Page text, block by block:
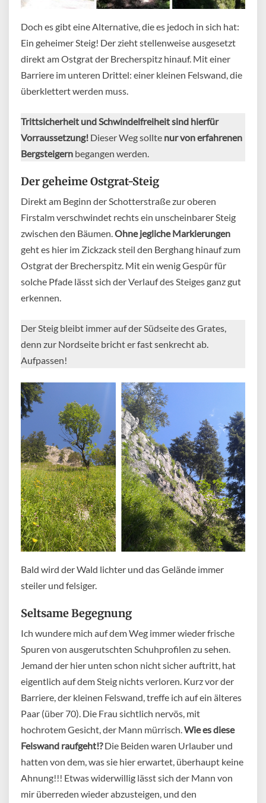
Doch es gibt eine Alternative, die es jedoch in sich hat:
Ein geheimer Steig! Der zieht stellenweise ausgesetzt
direkt am Ostgrat der Brecherspitz hinauf. Mit einer
Barriere im unteren Drittel: einer kleinen Felswand, die
überklettert werden muss.
Trittsicherheit und Schwindelfreiheit sind hierfür
Vorraussetzung! Dieser Weg sollte nur von erfahrenen
Bergsteigern begangen werden.
Der geheime Ostgrat-Steig
Direkt am Beginn der Schotterstraße zur oberen
Firstalm verschwindet rechts ein unscheinbarer Steig
zwischen den Bäumen.Ohne jegliche Markierungen
geht es hier im Zickzack steil den Berghang hinauf zum
Ostgrat der Brecherspitz. Mit ein wenig Gespür für
solche Pfade lässt sich der Verlauf des Steiges ganz gut
erkennen.
Der Steig bleibt immer auf der Südseite des Grates,
denn zur Nordseite bricht er fast senkrecht ab.
Aufpassen!
Bald wird der Wald lichter und das Gelände immer
steiler und felsiger.
Seltsame Begegnung
Ich wundere mich auf dem Weg immer wieder frische
Spuren von ausgerutschten Schuhprofilen zu sehen.
Jemand der hier unten schon nicht sicher auftritt, hat
eigentlich auf dem Steig nichts verloren. Kurz vor der
Barriere, der kleinen Felswand, treffe ich auf ein älteres
Paar (über 70). Die Frau sichtlich nervös, mit
hochrotem Gesicht, der Mann mürrisch. Wie es diese
Felswand raufgeht!?Die Beiden waren Urlauber und
hatten von dem, was sie hier erwartet, überhaupt keine
Ahnung!!! Etwas widerwillig lässt sich der Mann von
mir überreden wieder abzusteigen, und den